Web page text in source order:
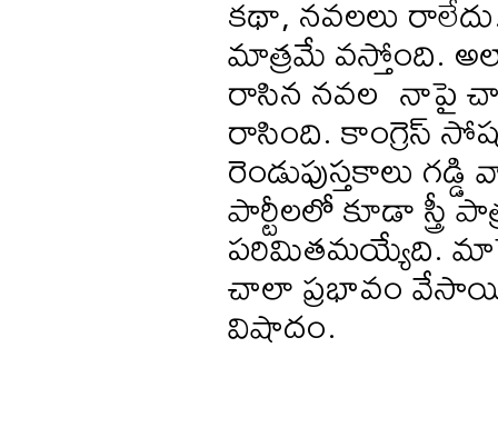
కథా, నవలలు
మాత్రమే వస్తోంది.
రాసిన నవల నాపై
రాసింది. కాంగ్రెస్
రెండుపుస్తకాలు
పార్టీలలో కూడా స్త్రీ
పరిమితమయ్యేది. మాపై
చాలా ప్రభావం
విషాదం.